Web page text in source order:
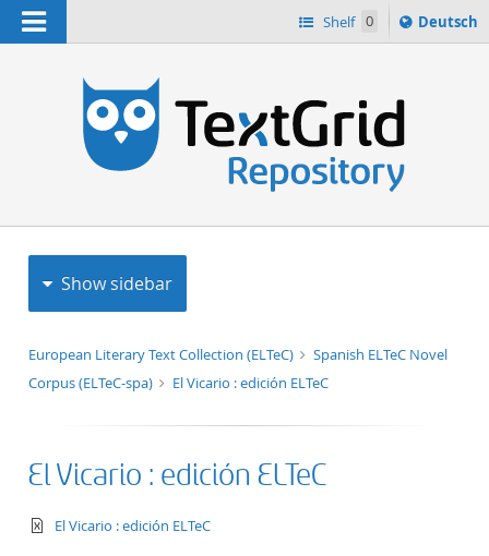
Navigation Shelf 0
Sprache
ï¿½ndern
Deutsch
Show sidebar
European Literary Text Collection (ELTeC)
Spanish ELTeC Novel
Corpus (ELTeC-spa)
El Vicario : edición ELTeC
El Vicario : edición ELTeC
text/xml
El Vicario : edición ELTeC